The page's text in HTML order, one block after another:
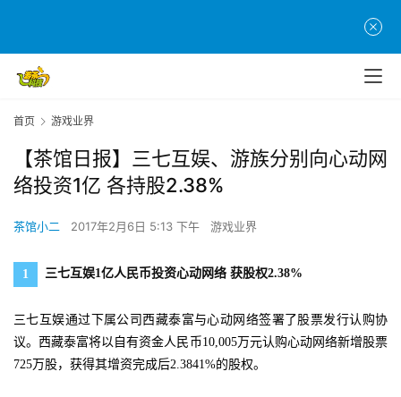
首页 游戏业界
【茶馆日报】三七互娱、游族分别向心动网
络投资1亿 各持股2.38%
茶馆小二 2017年2月6日 5:13 下午 游戏业界
1 三七互娱1亿人民币投资心动网络 获股权2.38%
三七互娱通过下属公司西藏泰富与心动网络签署了股票发行认购协
议。西藏泰富将以自有资金人民币10,005万元认购心动网络新增股票
725万股，获得其增资完成后2.3841%的股权。